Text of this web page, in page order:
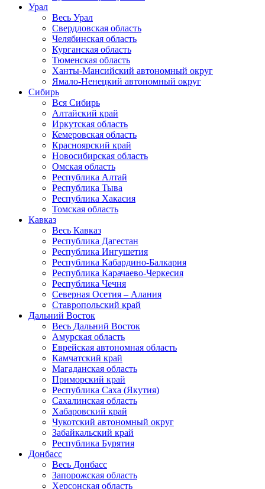
Урал
Весь Урал
Свердловская область
Челябинская область
Курганская область
Тюменская область
Ханты-Мансийский автономный округ
Ямало-Ненецкий автономный округ
Сибирь
Вся Сибирь
Алтайский край
Иркутская область
Кемеровская область
Красноярский край
Новосибирская область
Омская область
Республика Алтай
Республика Тыва
Республика Хакасия
Томская область
Кавказ
Весь Кавказ
Республика Дагестан
Республика Ингушетия
Республика Кабардино-Балкария
Республика Карачаево-Черкесия
Республика Чечня
Северная Осетия – Алания
Ставропольский край
Дальний Восток
Весь Дальний Восток
Амурская область
Еврейская автономная область
Камчатский край
Магаданская область
Приморский край
Республика Саха (Якутия)
Сахалинская область
Хабаровский край
Чукотский автономный округ
Забайкальский край
Республика Бурятия
Донбасс
Весь Донбасс
Запорожская область
Херсонская область